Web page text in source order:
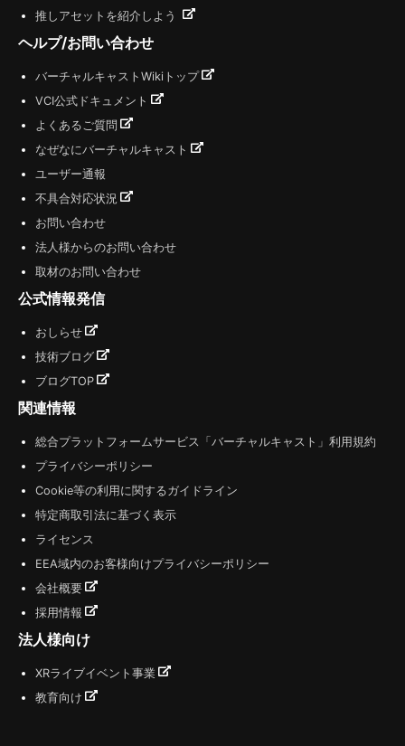
推しアセットを紹介しよう
ヘルプ/お問い合わせ
バーチャルキャストWikiトップ
VCI公式ドキュメント
よくあるご質問
なぜなにバーチャルキャスト
ユーザー通報
不具合対応状況
お問い合わせ
法人様からのお問い合わせ
取材のお問い合わせ
公式情報発信
おしらせ
技術ブログ
ブログTOP
関連情報
総合プラットフォームサービス「バーチャルキャスト」利用規約
プライバシーポリシー
Cookie等の利用に関するガイドライン
特定商取引法に基づく表示
ライセンス
EEA域内のお客様向けプライバシーポリシー
会社概要
採用情報
法人様向け
XRライブイベント事業
教育向け